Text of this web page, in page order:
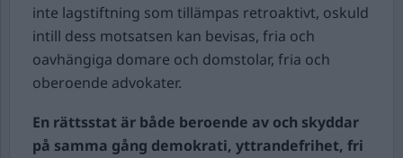
inte lagstiftning som tillämpas retroaktivt, oskuld
intill dess motsatsen kan bevisas, fria och
oavhängiga domare och domstolar, fria och
oberoende advokater.
En rättsstat är både beroende av och skyddar
på samma gång demokrati, yttrandefrihet, fri